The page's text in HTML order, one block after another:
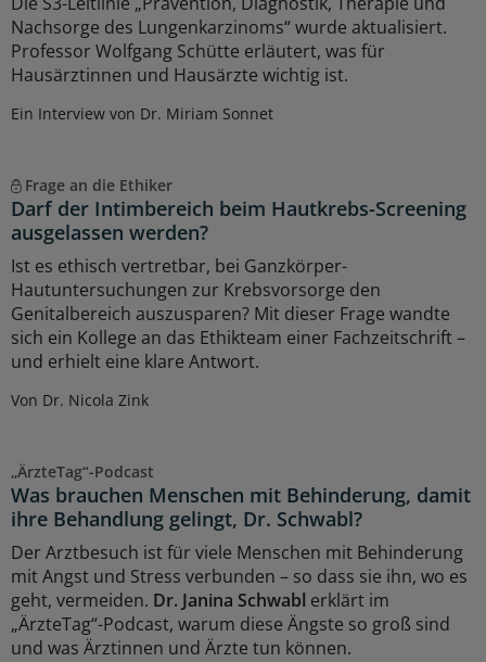
Nachsorge des Lungenkarzinoms“ wurde aktualisiert.
Professor Wolfgang Schütte erläutert, was für
Hausärztinnen und Hausärzte wichtig ist.
Ein Interview von Dr. Miriam Sonnet
Frage an die Ethiker
Darf der Intimbereich beim Hautkrebs-Screening
ausgelassen werden?
Ist es ethisch vertretbar, bei Ganzkörper-
Hautuntersuchungen zur Krebsvorsorge den
Genitalbereich auszusparen? Mit dieser Frage wandte
sich ein Kollege an das Ethikteam einer Fachzeitschrift –
und erhielt eine klare Antwort.
Von Dr. Nicola Zink
„ÄrzteTag“-Podcast
Was brauchen Menschen mit Behinderung, damit
ihre Behandlung gelingt, Dr. Schwabl?
Der Arztbesuch ist für viele Menschen mit Behinderung
mit Angst und Stress verbunden – so dass sie ihn, wo es
geht, vermeiden. Dr. Janina Schwabl erklärt im
„ÄrzteTag“-Podcast, warum diese Ängste so groß sind
und was Ärztinnen und Ärzte tun können.